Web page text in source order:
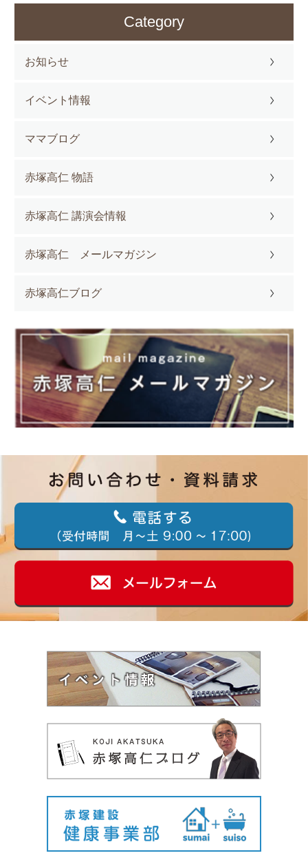
Category
お知らせ
イベント情報
ママブログ
赤塚高仁 物語
赤塚高仁 講演会情報
赤塚高仁 メールマガジン
赤塚高仁ブログ